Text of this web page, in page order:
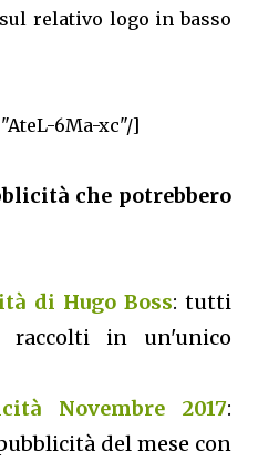
relativo logo in basso
6Ma-xc"/]
che potrebbero
di Hugo Boss: tutti
in un'unico
Novembre 2017:
del mese con